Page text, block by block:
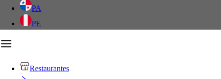
PA
PE
Restaurantes